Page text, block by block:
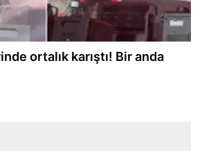
ortalık karıştı! Bir anda